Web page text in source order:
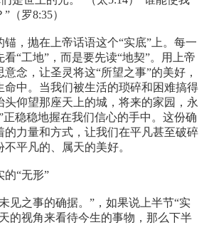
（罗8:35）
锚，抛在上帝话语这个“实底”上。每一
“工地”，而是要先读“地契”。用上帝
念，让圣灵将这“所望之事”的美好，
命中。当我们被生活的琐碎和困难搞得
头仰望那座天上的城，将来的家园，永
正稳稳地握在我们信心的手中。这份确
的力量和方式，让我们在平凡甚至破碎
平凡的、属天的美好。
的“无形”
见之事的确据。”，如果说上半节“实
的视角来看待今生的事物，那么下半